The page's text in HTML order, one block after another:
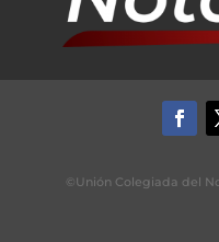
©Unión Colegiada del